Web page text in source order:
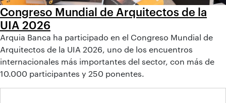
Congreso Mundial de Arquitectos de la
UIA 2026
Arquia Banca ha participado en el Congreso Mundial de
Arquitectos de la UIA 2026, uno de los encuentros
internacionales más importantes del sector, con más de
10.000 participantes y 250 ponentes.